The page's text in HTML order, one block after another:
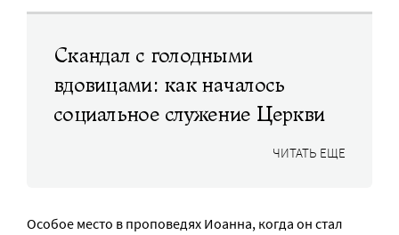
Скандал с голодными
вдовицами: как началось
социальное служение Церкви
ЧИТАТЬ ЕЩЕ
Особое место в проповедях Иоанна, когда он стал